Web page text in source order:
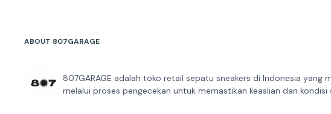
ABOUT 807GARAGE
807GARAGE adalah toko retail sepatu sneakers di Indonesia
melalui proses pengecekan untuk memastikan keaslian dan kondisi